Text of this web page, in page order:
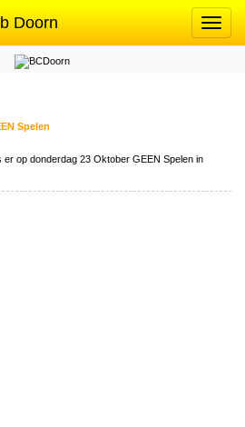
Toggle
Doorn
Spelen
op donderdag 23 Oktober GEEN Spelen in